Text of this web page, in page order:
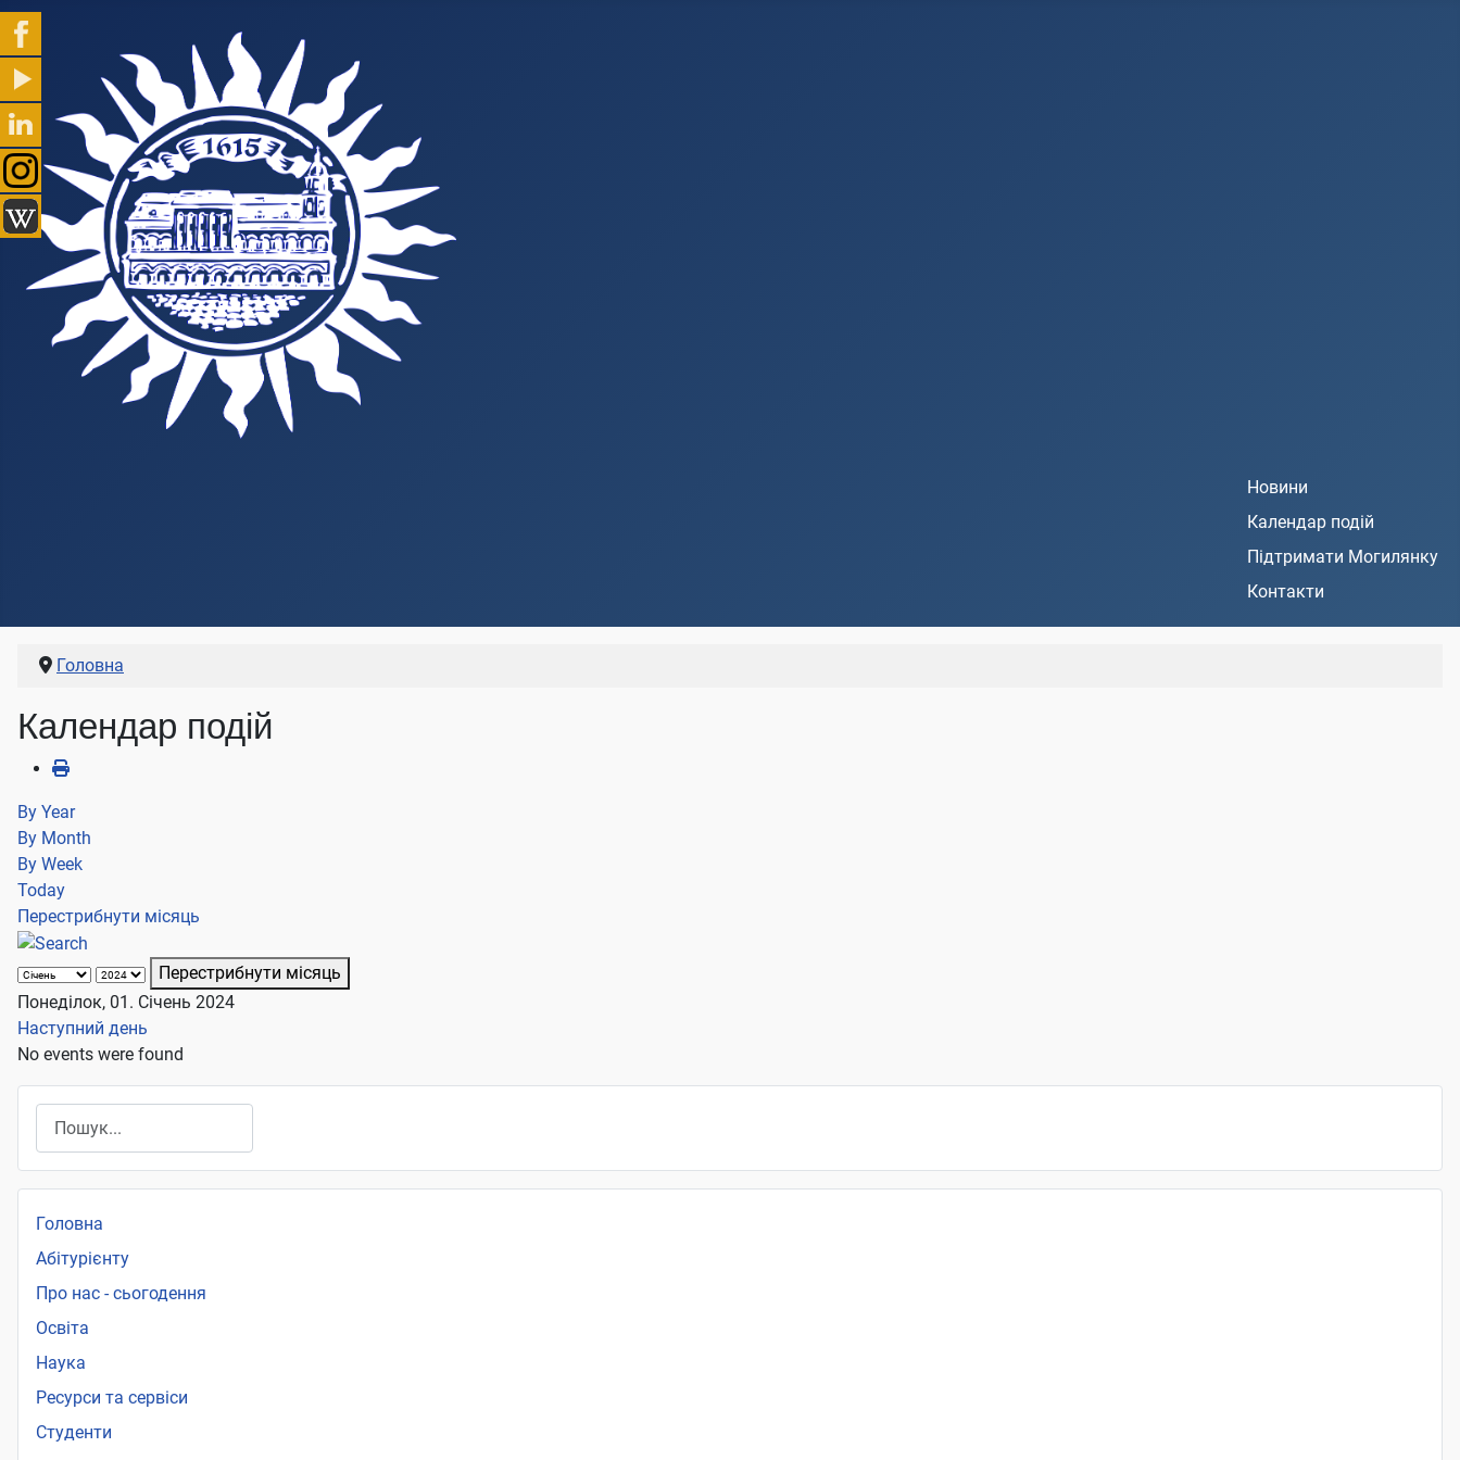
Новини
Календар подій
Підтримати Могилянку
Контакти
Головна
Календар подій
By Year
By Month
By Week
Today
Перестрибнути місяць
Перестрибнути місяць
Понеділок, 01. Січень 2024
Наступний день
No events were found
Головна
Абітурієнту
Про нас - сьогодення
Освіта
Наука
Ресурси та сервіси
Студенти